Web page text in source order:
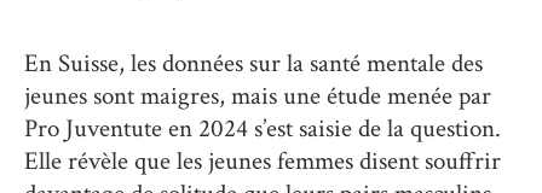
En Suisse, les données sur la santé mentale des
jeunes sont maigres, mais une étude menée par
Pro Juventute en 2024 s’est saisie de la question.
Elle révèle que les jeunes femmes disent souffrir